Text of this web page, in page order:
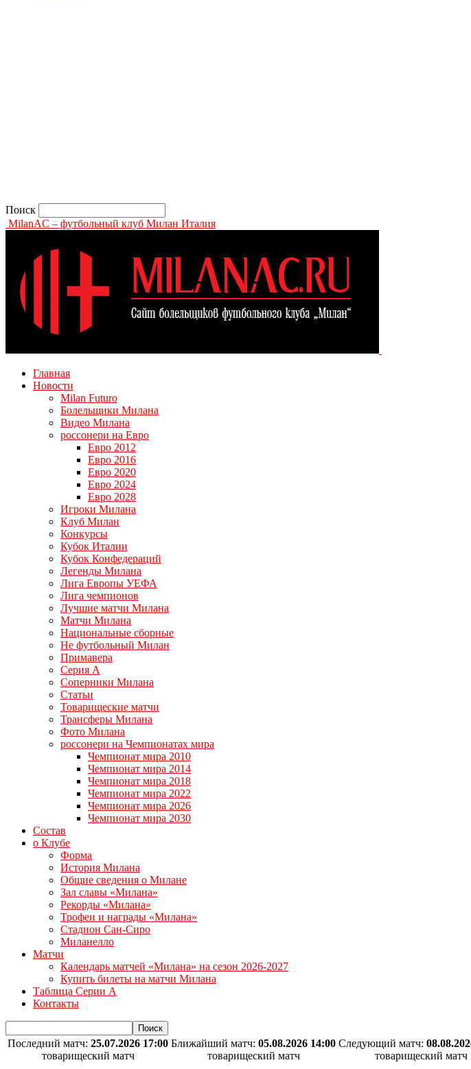
Поиск
MilanAC – футбольный клуб Милан Италия
Главная
Новости
Milan Futuro
Болельщики Милана
Видео Милана
россонери на Евро
Евро 2012
Евро 2016
Евро 2020
Евро 2024
Евро 2028
Игроки Милана
Клуб Милан
Конкурсы
Кубок Италии
Кубок Конфедераций
Легенды Милана
Лига Европы УЕФА
Лига чемпионов
Лучшие матчи Милана
Матчи Милана
Национальные сборные
Не футбольный Милан
Примавера
Серия А
Соперники Милана
Статьи
Товарищеские матчи
Трансферы Милана
Фото Милана
россонери на Чемпионатах мира
Чемпионат мира 2010
Чемпионат мира 2014
Чемпионат мира 2018
Чемпионат мира 2022
Чемпионат мира 2026
Чемпионат мира 2030
Состав
о Клубе
Форма
История Милана
Общие сведения о Милане
Зал славы «Милана»
Рекорды «Милана»
Трофеи и награды «Милана»
Стадион Сан-Сиро
Миланелло
Матчи
Календарь матчей «Милана» на сезон 2026-2027
Купить билеты на матчи Милана
Таблица Серии А
Контакты
Последний матч: 25.07.2026 17:00
товарищеский матч
Ближайший матч: 05.08.2026 14:00
товарищеский матч
Следующий матч:
товарищеский матч